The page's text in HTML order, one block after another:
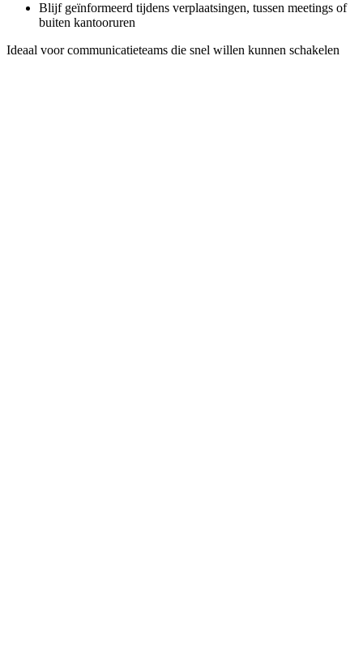
Blijf geïnformeerd tijdens verplaatsingen, tussen meetings of
buiten kantooruren
Ideaal voor communicatieteams die snel willen kunnen schakelen